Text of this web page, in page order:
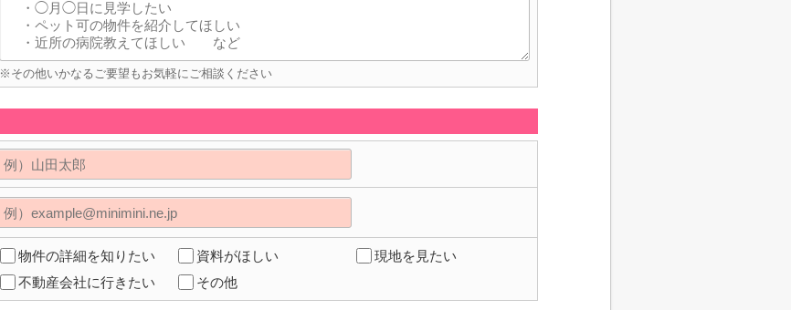
※その他いかなるご要望もお気軽にご相談ください
物件の詳細を知りたい 資料がほしい
現地を見たい
不動産会社に行きたい
その他